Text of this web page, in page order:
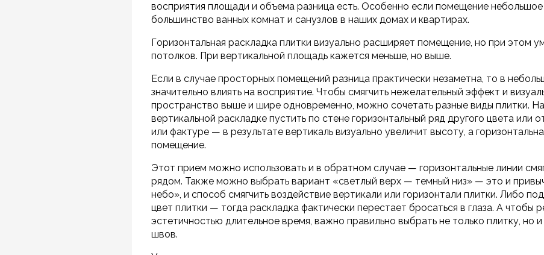
восприятия площади и объема разница есть. Особенно если помещение
большинство ванных комнат и санузлов в наших домах и квартирах.
Горизонтальная раскладка плитки визуально расширяет помещение, но при этом
потолков. При вертикальной площадь кажется меньше, но выше.
Если в случае просторных помещений разница практически незаметна, то в
значительно влиять на восприятие. Чтобы смягчить нежелательный эффект и
пространство выше и шире одновременно, можно сочетать разные виды плитки.
вертикальной раскладке пустить по стене горизонтальный ряд другого цвета или
или фактуре — в результате вертикаль визуально увеличит высоту, а
помещение.
Этот прием можно использовать и в обратном случае — горизонтальные линии
рядом. Также можно выбрать вариант «светлый верх — темный низ» — это и
небо», и способ смягчить воздействие вертикали или горизонтали плитки. Либо
цвет плитки — тогда раскладка фактически перестает бросаться в глаза. А чтобы
эстетичностью длительное время, важно правильно выбрать не только плитку, но и
швов.